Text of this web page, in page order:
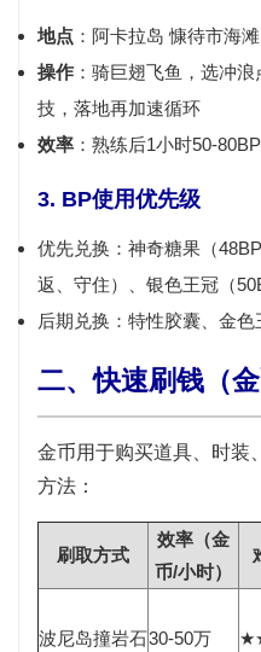
地点 ：阿卡拉岛 慷待市海
操作 ：骑巨翅飞鱼，选冲
技，落地再加速循环
效率 ：熟练后1小时50-
3. BP使用优先级
优先兑换： 神奇糖果（
返、守住）、银色王冠（
后期兑换：特性胶囊、金
二、快速刷钱（
金币用于购买道具、时装
方法：
刷取方式
效率（金
币/小时）
波尼岛撞岩石30-50万